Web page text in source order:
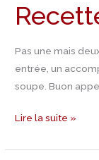
Pas une mais
entrée, un
soupe. Buon
Lire la suite »